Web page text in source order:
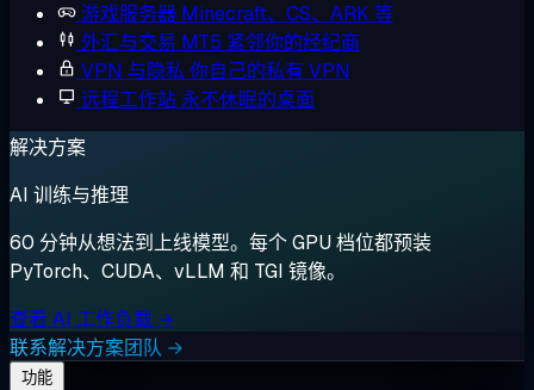
游戏服务器 Minecraft、CS、ARK 等
外汇与交易 MT5 紧邻你的经纪商
VPN 与隐私 你自己的私有 VPN
远程工作站 永不休眠的桌面
解决方案
AI 训练与推理
60 分钟从想法到上线模型。每个 GPU 档位都预装
PyTorch、CUDA、vLLM 和 TGI 镜像。
查看 AI 工作负载 →
联系解决方案团队 →